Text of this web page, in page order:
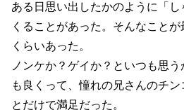
ある日思い出したかのように「
くることがあった。そんなこと
くらいあった。
ノンケか？ゲイか？といつも思
も良くって、憧れの兄さんのチ
とだけで満足だった。